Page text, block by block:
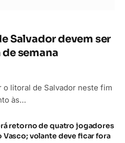
Salvador devem ser
semana
o litoral de Salvador neste fim
às…
retorno de quatro jogadores
Vasco; volante deve ficar fora